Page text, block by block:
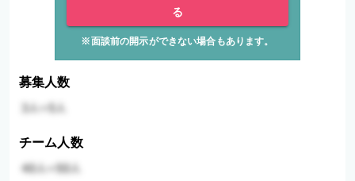
る
※面談前の開示ができない場合もあります。
募集人数
チーム人数